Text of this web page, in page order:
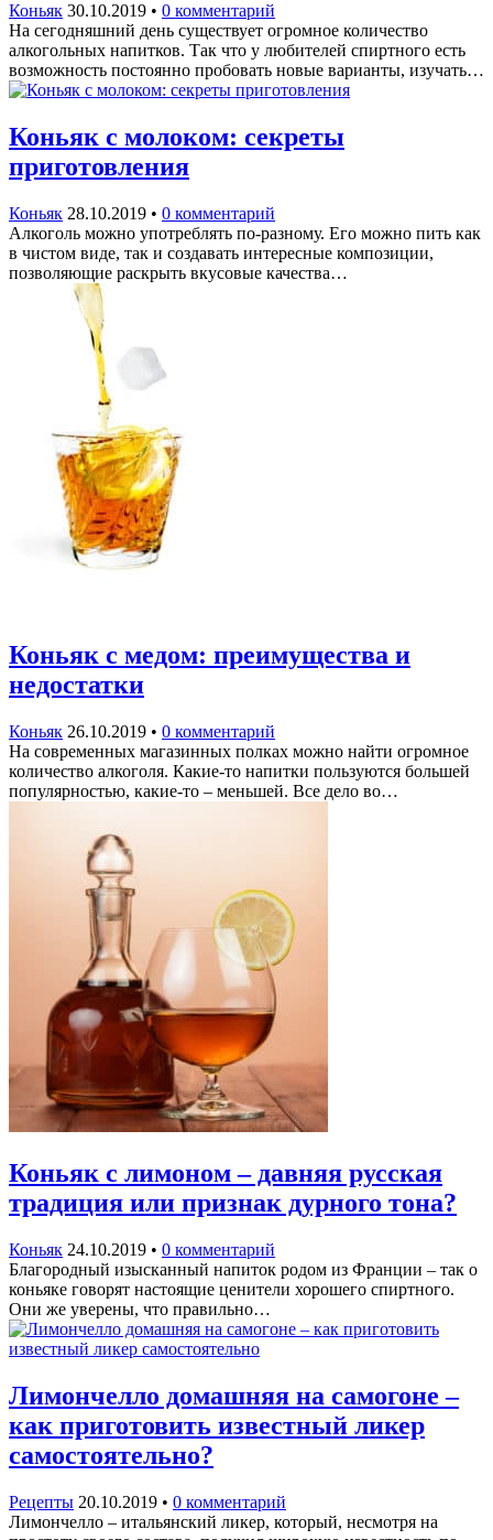
Коньяк 30.10.2019 • 0 комментарий
На сегодняшний день существует огромное количество
алкогольных напитков. Так что у любителей спиртного есть
возможность постоянно пробовать новые варианты, изучать…
Коньяк с молоком: секреты
приготовления
Коньяк 28.10.2019 • 0 комментарий
Алкоголь можно употреблять по-разному. Его можно пить как
в чистом виде, так и создавать интересные композиции,
позволяющие раскрыть вкусовые качества…
Коньяк с медом: преимущества и
недостатки
Коньяк 26.10.2019 • 0 комментарий
На современных магазинных полках можно найти огромное
количество алкоголя. Какие-то напитки пользуются большей
популярностью, какие-то – меньшей. Все дело во…
Коньяк с лимоном – давняя русская
традиция или признак дурного тона?
Коньяк 24.10.2019 • 0 комментарий
Благородный изысканный напиток родом из Франции – так о
коньяке говорят настоящие ценители хорошего спиртного.
Они же уверены, что правильно…
Лимончелло домашняя на самогоне –
как приготовить известный ликер
самостоятельно?
Рецепты 20.10.2019 • 0 комментарий
Лимончелло – итальянский ликер, который, несмотря на